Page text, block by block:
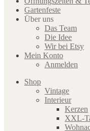
Gartenfeste
Über uns
Das Team
Die Idee
Wir bei Etsy
Mein Konto
Anmelden
Shop
Vintage
Interieur
Kerzen
XXL-